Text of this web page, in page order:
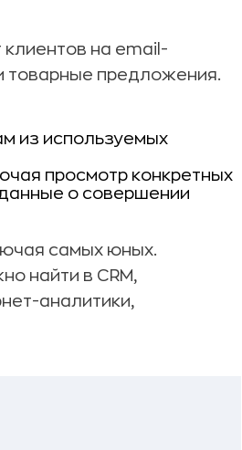
на email-
товарные предложения.
из используемых
просмотр конкретных
о совершении
самых юных.
найти в CRM,
аналитики,